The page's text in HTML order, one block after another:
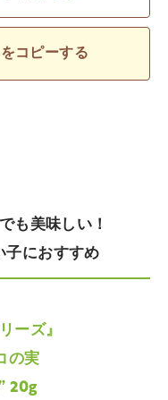
コピーする
も美味しい！
子におすすめ
ーズ』
の実
20g